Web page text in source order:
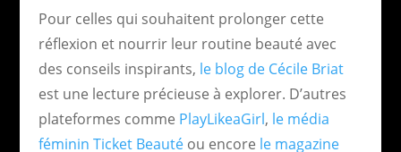
Pour celles qui souhaitent prolonger cette
réflexion et nourrir leur routine beauté avec
des conseils inspirants, le blog de Cécile Briat
est une lecture précieuse à explorer. D’autres
plateformes comme PlayLikeaGirl, le média
féminin Ticket Beautéou encore le magazine